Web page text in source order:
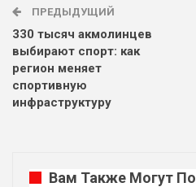
ПРЕДЫДУЩИЙ
330 тысяч акмолинцев
выбирают спорт: как
регион меняет
спортивную
инфраструктуру
Вам Также Могут